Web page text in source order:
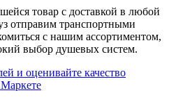
товар с доставкой в любой
отправим транспортными
с нашим ассортиментом,
выбор душевых систем.